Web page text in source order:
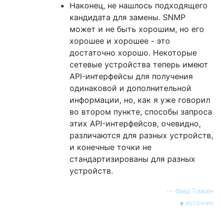
Наконец, не нашлось подходящего
кандидата для замены. SNMP
может и не быть хорошим, но его
хорошее и хорошее - это
достаточно хорошо. Некоторые
сетевые устройства теперь имеют
API-интерфейсы для получения
одинаковой и дополнительной
информации, но, как я уже говорил
во втором пункте, способы запроса
этих API-интерфейсов, очевидно,
различаются для разных устройств,
и конечные точки не
стандартизированы для разных
устройств.
— Фред Томсен
источник